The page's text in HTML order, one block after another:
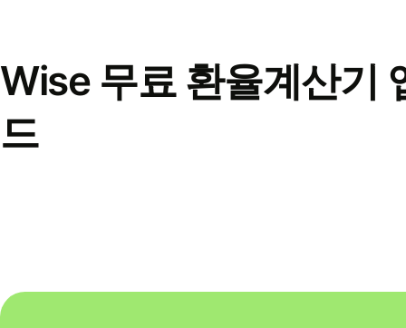
Wise 무료 환율계산기
드